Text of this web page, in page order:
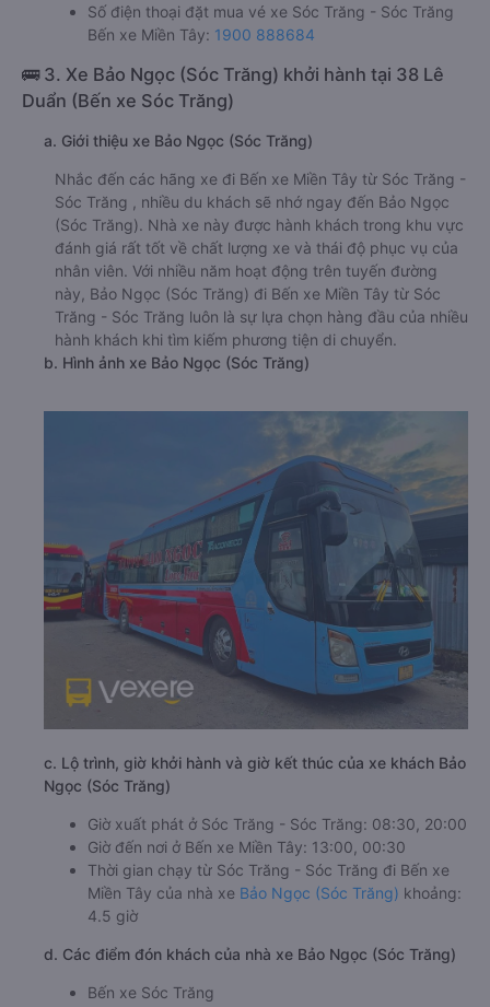
Số điện thoại đặt mua vé xe Sóc Trăng - Sóc Trăng
Bến xe Miền Tây: 1900 888684
🚌 3. Xe Bảo Ngọc (Sóc Trăng) khởi hành tại 38 Lê
Duẩn (Bến xe Sóc Trăng)
a. Giới thiệu xe Bảo Ngọc (Sóc Trăng)
Nhắc đến các hãng xe đi Bến xe Miền Tây từ Sóc Trăng -
Sóc Trăng , nhiều du khách sẽ nhớ ngay đến Bảo Ngọc
(Sóc Trăng). Nhà xe này được hành khách trong khu vực
đánh giá rất tốt về chất lượng xe và thái độ phục vụ của
nhân viên. Với nhiều năm hoạt động trên tuyến đường
này, Bảo Ngọc (Sóc Trăng) đi Bến xe Miền Tây từ Sóc
Trăng - Sóc Trăng luôn là sự lựa chọn hàng đầu của nhiều
hành khách khi tìm kiếm phương tiện di chuyển.
b. Hình ảnh xe Bảo Ngọc (Sóc Trăng)
c. Lộ trình, giờ khởi hành và giờ kết thúc của xe khách Bảo
Ngọc (Sóc Trăng)
Giờ xuất phát ở Sóc Trăng - Sóc Trăng: 08:30, 20:00
Giờ đến nơi ở Bến xe Miền Tây: 13:00, 00:30
Thời gian chạy từ Sóc Trăng - Sóc Trăng đi Bến xe
Miền Tây của nhà xe Bảo Ngọc (Sóc Trăng) khoảng:
4.5 giờ
d. Các điểm đón khách của nhà xe Bảo Ngọc (Sóc Trăng)
Bến xe Sóc Trăng